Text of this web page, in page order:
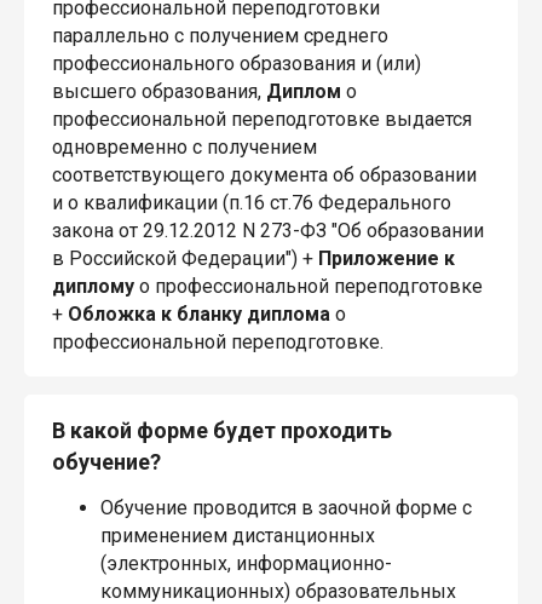
профессиональной переподготовки
параллельно с получением среднего
профессионального образования и (или)
высшего образования, Диплом о
профессиональной переподготовке выдается
одновременно с получением
соответствующего документа об образовании
и о квалификации (п.16 ст.76 Федерального
закона от 29.12.2012 N 273-ФЗ "Об образовании
в Российской Федерации") + Приложение к
диплому о профессиональной переподготовке
+ Обложка к бланку диплома о
профессиональной переподготовке.
В какой форме будет проходить
обучение?
Обучение проводится в заочной форме с
применением дистанционных
(электронных, информационно-
коммуникационных) образовательных